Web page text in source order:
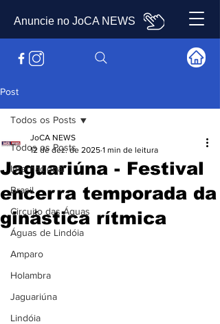
Anuncie no JoCA NEWS
Post
Todos os Posts
Internacional
Brasil
Circuito das Águas
Águas de Lindóia
Amparo
Holambra
Jaguariúna
Lindóia
Todos os Posts
Jaguariúna - Festival
encerra temporada da
ginástica rítmica
JoCA NEWS
12 de dez. de 2025 1 min de leitura